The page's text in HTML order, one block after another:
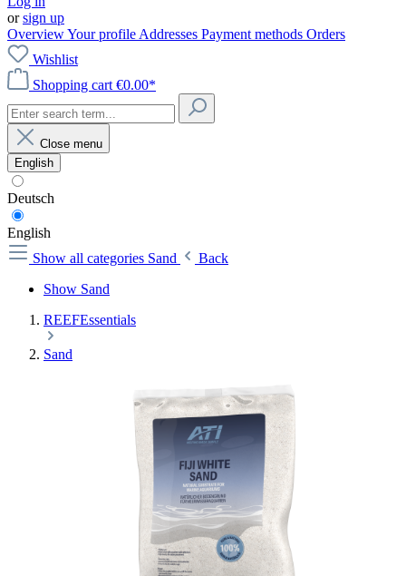
orsign up
OverviewYour profile Addresses Payment methods Orders
Wishlist
Shopping cart €0.00*
Close menu
English
Deutsch
English
Show all categories Sand
Back
Show Sand
REEFEssentials
Sand